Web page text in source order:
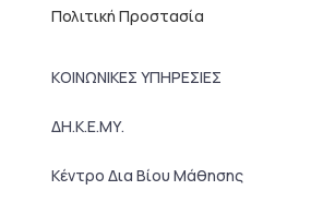
Πολιτική Προστασία
ΚΟΙΝΩΝΙΚΕΣ ΥΠΗΡΕΣΙΕΣ
ΔΗ.Κ.Ε.ΜΥ.
Κέντρο Δια Βίου Μάθησης